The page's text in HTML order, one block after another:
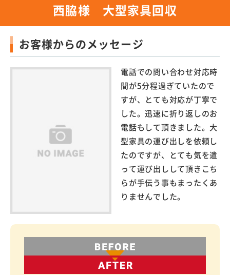
西脇様 大型家具回収
お客様からのメッセージ
電話での問い合わせ対応時
間が5分程過ぎていたので
すが、とても対応が丁寧で
した。迅速に折り返しのお
電話もして頂きました。大
型家具の運び出しを依頼し
たのですが、とても気を遣
って運び出しして頂きこち
らが手伝う事もまったくあ
りませんでした。